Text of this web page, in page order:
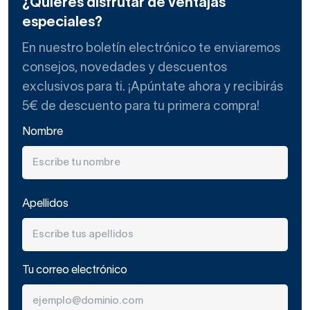
¿Quieres disfrutar de ventajas
especiales?
En nuestro boletín electrónico te enviaremos
consejos, novedades y descuentos
exclusivos para ti. ¡Apúntate ahora y recibirás
5€ de descuento para tu primera compra!
Nombre
Apellidos
Tu correo electrónico